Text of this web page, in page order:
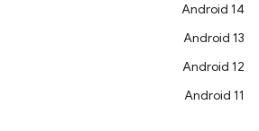
Android 14
Android 13
Android 12
Android 11